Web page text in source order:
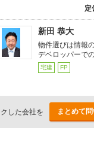
定
新田 恭大
物件選びは情報
デベロッパーで
宅建 FP
した会社を まとめて